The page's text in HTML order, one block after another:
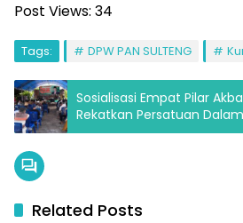
Post Views: 34
Tags: DPW PAN SULTENG
Sosialisasi Empat Pilar Akbar Supratman: Kita
Rekatkan Persatuan
Related Posts